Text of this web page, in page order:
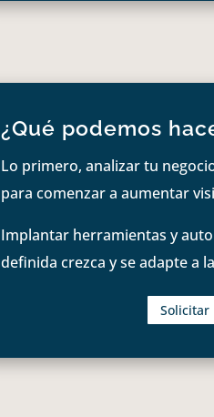
¿Qué podemos
Lo primero, analizar tu
para comenzar a aumentar
Implantar herramientas y
definida crezca y se adapte a
Solicitar